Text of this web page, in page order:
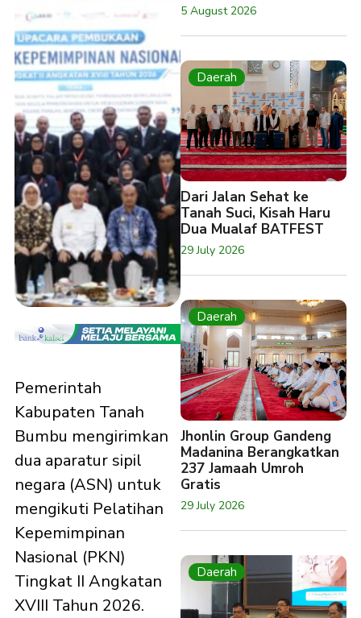
Pemerintah
Kabupaten Tanah
Bumbu mengirimkan
dua aparatur sipil
negara (ASN) untuk
mengikuti Pelatihan
Kepemimpinan
Nasional (PKN)
Tingkat II Angkatan
XVIII Tahun 2026.
5 August 2026
Daerah
Dari Jalan Sehat ke
Tanah Suci, Kisah Haru
Dua Mualaf BATFEST
29 July 2026
Daerah
Jhonlin Group Gandeng
Madanina Berangkatkan
237 Jamaah Umroh
Gratis
29 July 2026
Daerah